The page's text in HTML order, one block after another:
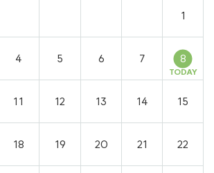
1
4 5 6 7 8
11 12 13 14 15
18 19 20 21 22